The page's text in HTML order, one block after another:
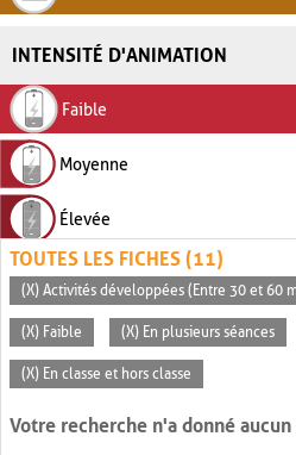
INTENSITÉ D'ANIMATION
Faible
Moyenne
Élevée
TOUTES LES FICHES (11)
(X) Activités développées (Entre 30 et 60
(X) Faible (X) En plusieurs séances
(X) En classe et hors classe
Votre recherche n'a donné